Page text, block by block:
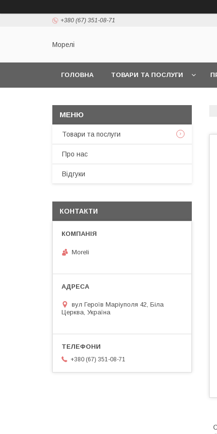
+380 (67) 351-08-71
Морелі
ГОЛОВНА ТОВАРИ ТА ПОСЛУГИ
Товари та послуги
Про нас
Відгуки
КОНТАКТИ
Moreli
вул Героїв Маріуполя 42, Біла
Церква, Україна
+380 (67) 351-08-71